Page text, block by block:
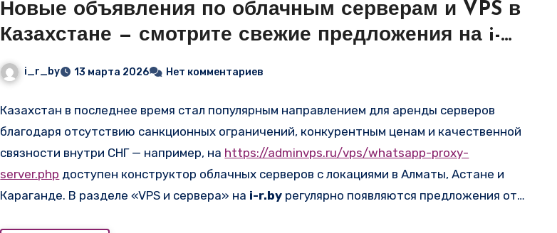
Новые объявления по облачным серверам и VPS в
Казахстане — смотрите свежие предложения на i-
r.by
i_r_by 13 марта 2026 Нет комментариев
Казахстан в последнее время стал популярным направлением для аренды серверов
благодаря отсутствию санкционных ограничений, конкурентным ценам и качественной
связности внутри СНГ — например, на https://adminvps.ru/vps/whatsapp-proxy-
server.php доступен конструктор облачных серверов с локациями в Алматы, Астане и
Караганде. В разделе «VPS и сервера» на i-r.by регулярно появляются предложения от